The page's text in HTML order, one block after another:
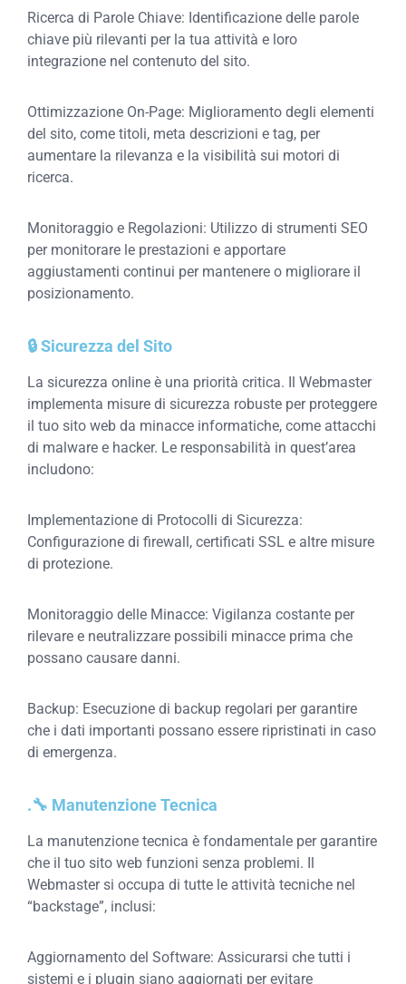
Ricerca di Parole Chiave: Identificazione delle parole
chiave più rilevanti per la tua attività e loro
integrazione nel contenuto del sito.
Ottimizzazione On-Page: Miglioramento degli elementi
del sito, come titoli, meta descrizioni e tag, per
aumentare la rilevanza e la visibilità sui motori di
ricerca.
Monitoraggio e Regolazioni: Utilizzo di strumenti SEO
per monitorare le prestazioni e apportare
aggiustamenti continui per mantenere o migliorare il
posizionamento.
🔒 Sicurezza del Sito
La sicurezza online è una priorità critica. Il Webmaster
implementa misure di sicurezza robuste per proteggere
il tuo sito web da minacce informatiche, come attacchi
di malware e hacker. Le responsabilità in quest’area
includono:
Implementazione di Protocolli di Sicurezza:
Configurazione di firewall, certificati SSL e altre misure
di protezione.
Monitoraggio delle Minacce: Vigilanza costante per
rilevare e neutralizzare possibili minacce prima che
possano causare danni.
Backup: Esecuzione di backup regolari per garantire
che i dati importanti possano essere ripristinati in caso
di emergenza.
.🔧 Manutenzione Tecnica
La manutenzione tecnica è fondamentale per garantire
che il tuo sito web funzioni senza problemi. Il
Webmaster si occupa di tutte le attività tecniche nel
“backstage”, inclusi:
Aggiornamento del Software: Assicurarsi che tutti i
sistemi e i plugin siano aggiornati per evitare